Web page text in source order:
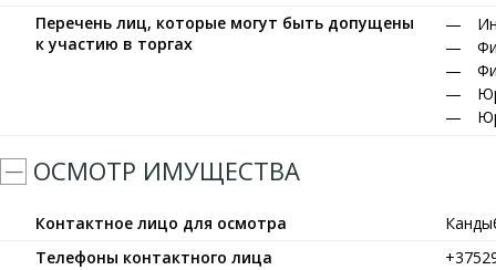
Перечень лиц, которые могут быть допущены
к участию в торгах
ОСМОТР ИМУЩЕСТВА
Контактное лицо для осмотра
Телефоны контактного лица